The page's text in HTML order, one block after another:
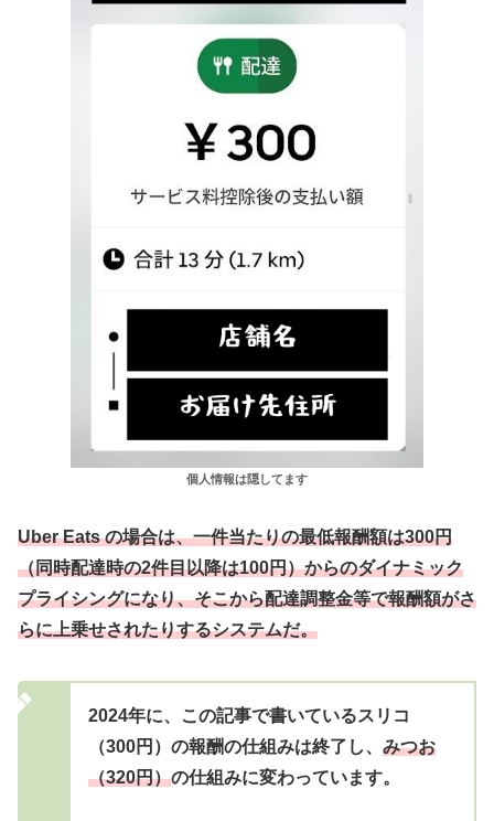
個人情報は隠してます
Uber Eats の場合は、一件当たりの最低報酬額は300円
（同時配達時の2件目以降は100円）からのダイナミック
プライシングになり、そこから配達調整金等で報酬額がさ
らに上乗せされたりするシステムだ。
2024年に、この記事で書いているスリコ
（300円）の報酬の仕組みは終了し、 みつお
（320円）の仕組みに変わっています。